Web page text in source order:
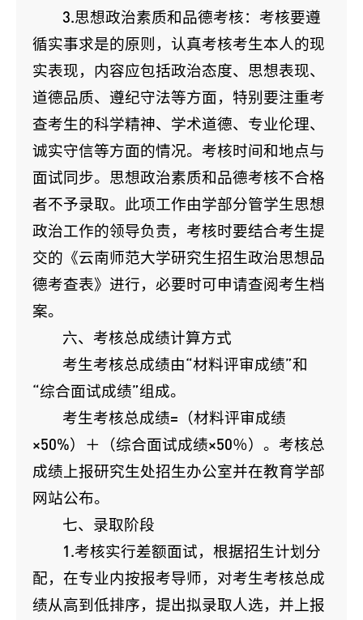
3.思想政治素质和品德考核：考核要遵
循实事求是的原则，认真考核考生本人的现
实表现，内容应包括政治态度、思想表现、
道德品质、遵纪守法等方面，特别要注重考
查考生的科学精神、学术道德、专业伦理、
诚实守信等方面的情况。考核时间和地点与
面试同步。思想政治素质和品德考核不合格
者不予录取。此项工作由学部分管学生思想
政治工作的领导负责，考核时要结合考生提
交的《云南师范大学研究生招生政治思想品
德考查表》进行，必要时可申请查阅考生档
案。
六、考核总成绩计算方式
考生考核总成绩由“材料评审成绩”和
“综合面试成绩”组成。
考生考核总成绩=（材料评审成绩
×50%）＋（综合面试成绩×50％）。考核总
成绩上报研究生处招生办公室并在教育学部
网站公布。
七、录取阶段
1.考核实行差额面试，根据招生计划分
配，在专业内按报考导师，对考生考核总成
绩从高到低排序，提出拟录取人选，并上报